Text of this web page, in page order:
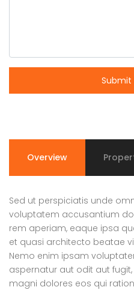
Submit
Overview
Sed ut perspiciatis unde
voluptatem accusantium
rem aperiam, eaque ipsa
et quasi architecto beatae
Nemo enim ipsam
aspernatur aut odit aut
magni dolores eos qui